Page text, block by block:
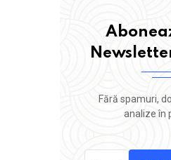
Fără spamuri,
analize în